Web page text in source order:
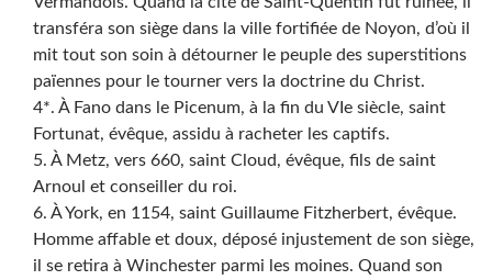
transféra son siège dans la ville fortifiée de Noyon, d’où il
mit tout son soin à détourner le peuple des superstitions
païennes pour le tourner vers la doctrine du Christ.
4*. À Fano dans le Picenum, à la fin du VIe siècle, saint
Fortunat, évêque, assidu à racheter les captifs.
5. À Metz, vers 660, saint Cloud, évêque, fils de saint
Arnoul et conseiller du roi.
6. À York, en 1154, saint Guillaume Fitzherbert, évêque.
Homme affable et doux, déposé injustement de son siège,
il se retira à Winchester parmi les moines. Quand son